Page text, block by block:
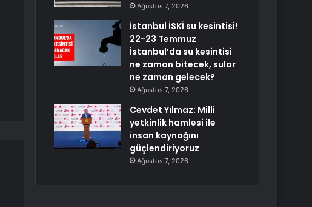
Ağustos 7, 2026
İstanbul İSKİ su kesintisi!
22-23 Temmuz
İstanbul’da su kesintisi
ne zaman bitecek, sular
ne zaman gelecek?
Ağustos 7, 2026
Cevdet Yılmaz: Milli
yetkinlik hamlesi ile
insan kaynağını
güçlendiriyoruz
Ağustos 7, 2026